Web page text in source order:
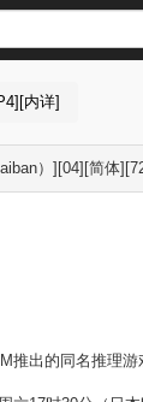
内详]
）][04][简体
推出的同名推理